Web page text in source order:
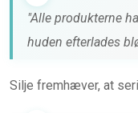
"Alle produkterne
huden efterlades
Silje fremhæver, at